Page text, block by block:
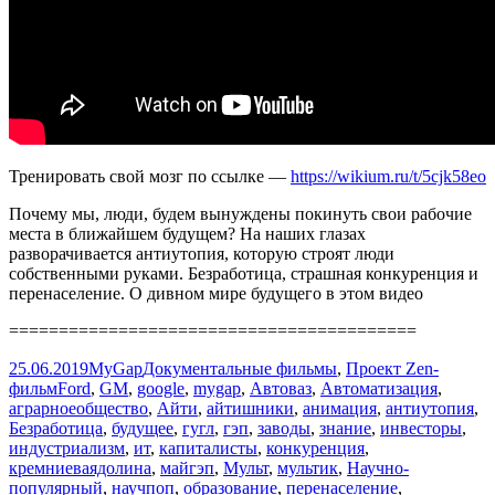
Тренировать свой мозг по ссылке — https://wikium.ru/t/5cjk58eo
Почему мы, люди, будем вынуждены покинуть свои рабочие
места в ближайшем будущем? На наших глазах
разворачивается антиутопия, которую строят люди
собственными руками. Безработица, страшная конкуренция и
перенаселение. О дивном мире будущего в этом видео
=========================================
Опубликовано
25.06.2019Автор
MyGapРубрики
Документальные фильмы, Проект Zen-
фильмМетки
Ford, GM, google, mygap, Автоваз, Автоматизация,
аграрноеобщество, Айти, айтишники, анимация, антиутопия,
Безработица, будущее, гугл, гэп, заводы, знание, инвесторы,
индустриализм, ит, капиталисты, конкуренция,
кремниеваядолина, майгэп, Мульт, мультик, Научно-
популярный, научпоп, образование, перенаселение,